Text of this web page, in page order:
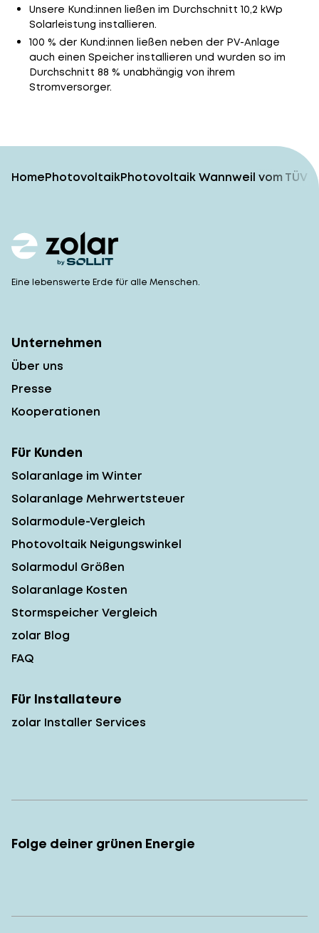
Unsere Kund:innen ließen im Durchschnitt 10,2 kWp
Solarleistung installieren.
100 % der Kund:innen ließen neben der PV-Anlage
auch einen Speicher installieren und wurden so im
Durchschnitt 88 % unabhängig von ihrem
Stromversorger.
HomePhotovoltaikPhotovoltaik Wannweil vom
Eine lebenswerte Erde für alle Menschen.
Unternehmen
Über uns
Presse
Kooperationen
Für Kunden
Solaranlage im Winter
Solaranlage Mehrwertsteuer
Solarmodule-Vergleich
Photovoltaik Neigungswinkel
Solarmodul Größen
Solaranlage Kosten
Stormspeicher Vergleich
zolar Blog
FAQ
Für Installateure
zolar Installer Services
Folge deiner grünen Energie